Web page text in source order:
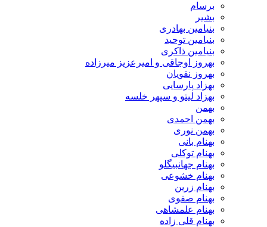
برسام
بشیر
بنیامین بهادری
بنیامین توحید
بنیامین ذاکری
بهروز اوجاقی و امیرعزیز میرزاده
بهروز نقویان
بهزاد پارسایی
بهزاد لیتو و سپهر خلسه
بهمن
بهمن احمدی
بهمن نوری
بهنام بانی
بهنام توکلی
بهنام جهانبیگلو
بهنام خشوعی
بهنام زرین
بهنام صفوی
بهنام علمشاهی
بهنام قلی زاده